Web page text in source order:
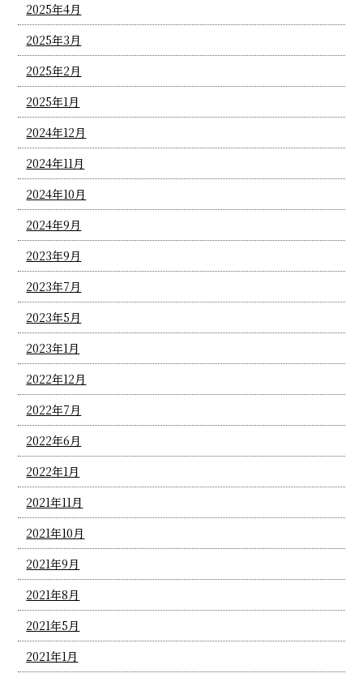
2025年4月
2025年3月
2025年2月
2025年1月
2024年12月
2024年11月
2024年10月
2024年9月
2023年9月
2023年7月
2023年5月
2023年1月
2022年12月
2022年7月
2022年6月
2022年1月
2021年11月
2021年10月
2021年9月
2021年8月
2021年5月
2021年1月